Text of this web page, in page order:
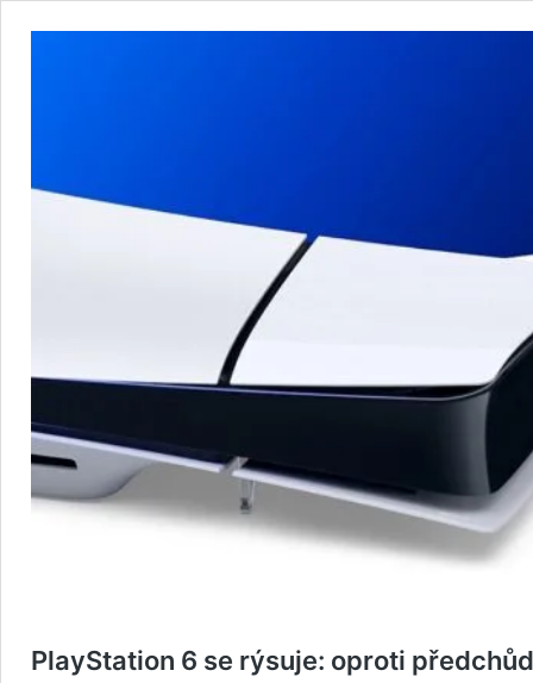
PlayStation 6 se rýsuje: oproti